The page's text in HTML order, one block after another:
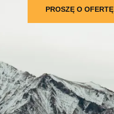
PROSZĘ O OFERTĘ